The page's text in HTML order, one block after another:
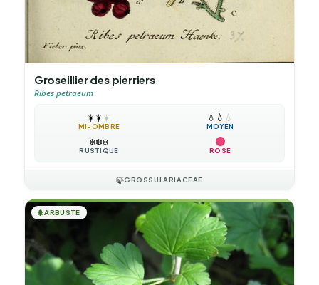
Groseillier des pierriers
Ribes petraeum
☀️☀️☀️
MI-OMBRE
💧 💧 💧
MOYEN
❄️❄️❄️
RUSTIQUE ROSE
🍃GROSSULARIACEAE
🌲ARBUSTE